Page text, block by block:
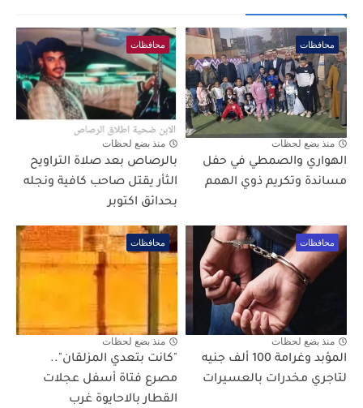
محافظات
منذ بضع لحظات
الهواري والصمطي في حفل
مساندة وتكريم ذوي الهمم
محافظات
منذ بضع لحظات
بالرصاص بعد صلاة التراويح
الثأر يقتل صاحب كافية ونجله
بحدائق اكتوبر
محافظات
منذ بضع لحظات
المؤبد وغرامة 100 ألف جنيه
لتاجري مخدرات بالعسيرات
محافظات
منذ بضع لحظات
"كانت بتعدي المزلقان"..
مصرع فتاة أسفل عجلات
القطار بالاحايوة غرب